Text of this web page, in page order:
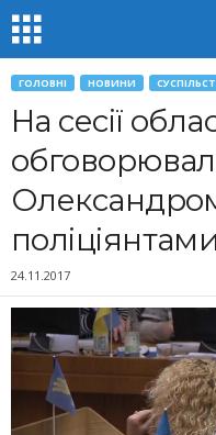
ГОЛОВНІ НОВИНИ
На сесії
поліціянтами
24.11.2017